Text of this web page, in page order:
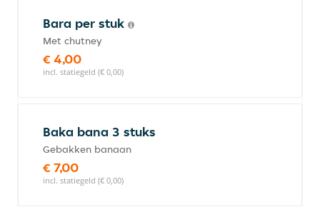
Bara per stuk
Met chutney
€ 4,00
incl. statiegeld (€ 0,00)
Baka bana 3 stuks
Gebakken banaan
€ 7,00
incl. statiegeld (€ 0,00)